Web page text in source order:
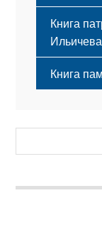
Книга
Книга